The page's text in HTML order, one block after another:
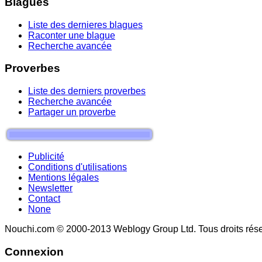
Liste des dernieres blagues
Raconter une blague
Recherche avancée
Proverbes
Liste des derniers proverbes
Recherche avancée
Partager un proverbe
Publicité
Conditions d'utilisations
Mentions légales
Newsletter
Contact
None
Nouchi.com © 2000-2013 Weblogy Group Ltd. Tous droits
Connexion